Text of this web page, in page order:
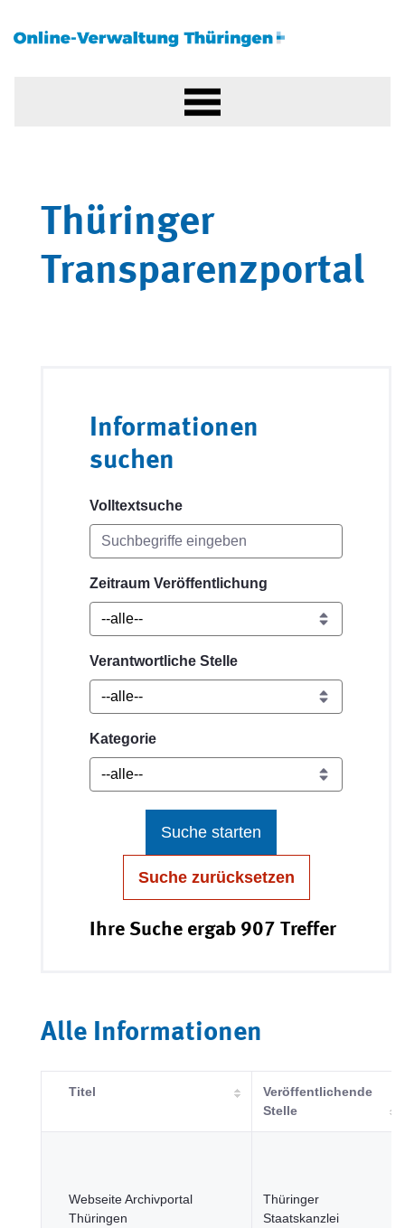
Thüringer
Transparenzportal
Informationen
suchen
Volltextsuche
Zeitraum Veröffentlichung
Verantwortliche Stelle
Kategorie
Suche starten
Suche zurücksetzen
Ihre Suche ergab 907 Treffer
Alle Informationen
Titel
Veröffentlichende
Stelle
Webseite Archivportal
Thüringen
Thüringer
Staatskanzlei